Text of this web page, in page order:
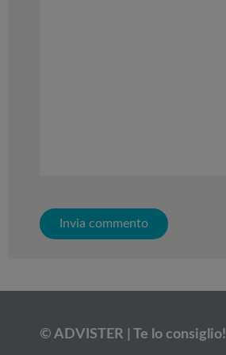
© ADVISTER | Te lo consiglio!